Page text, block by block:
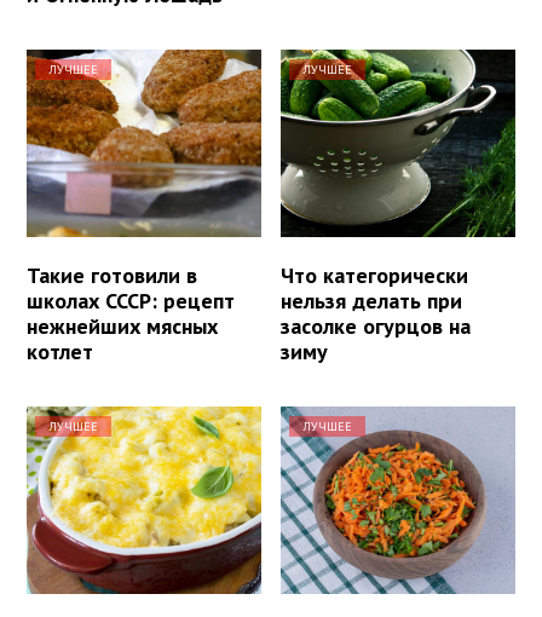
ЛУЧШЕЕ
Такие готовили в
школах СССР: рецепт
нежнейших мясных
котлет
ЛУЧШЕЕ
Что категорически
нельзя делать при
засолке огурцов на
зиму
ЛУЧШЕЕ ЛУЧШЕЕ